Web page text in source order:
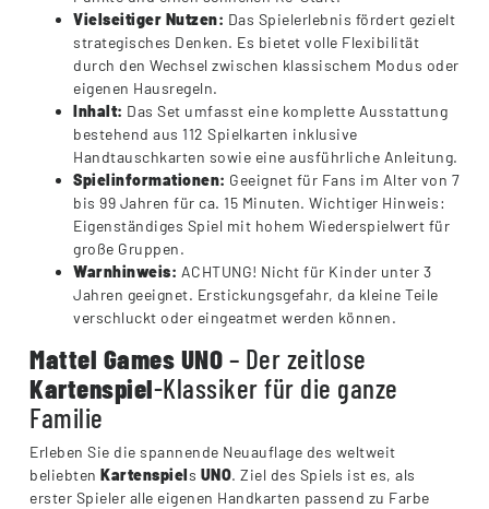
Vielseitiger Nutzen: Das Spielerlebnis fördert gezielt
strategisches Denken. Es bietet volle Flexibilität
durch den Wechsel zwischen klassischem Modus oder
eigenen Hausregeln.
Inhalt: Das Set umfasst eine komplette Ausstattung
bestehend aus 112 Spielkarten inklusive
Handtauschkarten sowie eine ausführliche Anleitung.
Spielinformationen: Geeignet für Fans im Alter von 7
bis 99 Jahren für ca. 15 Minuten. Wichtiger Hinweis:
Eigenständiges Spiel mit hohem Wiederspielwert für
große Gruppen.
Warnhinweis: ACHTUNG! Nicht für Kinder unter 3
Jahren geeignet. Erstickungsgefahr, da kleine Teile
verschluckt oder eingeatmet werden können.
Mattel Games UNO – Der zeitlose
Kartenspiel-Klassiker für die ganze
Familie
Erleben Sie die spannende Neuauflage des weltweit
beliebten Kartenspiels UNO. Ziel des Spiels ist es, als
erster Spieler alle eigenen Handkarten passend zu Farbe